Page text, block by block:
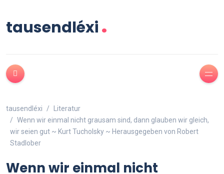
tausendléxi.
tausendléxi
Literatur
Wenn wir einmal nicht grausam sind, dann glauben wir gleich,
wir seien gut ~ Kurt Tucholsky ~ Herausgegeben von Robert
Stadlober
Wenn wir einmal nicht